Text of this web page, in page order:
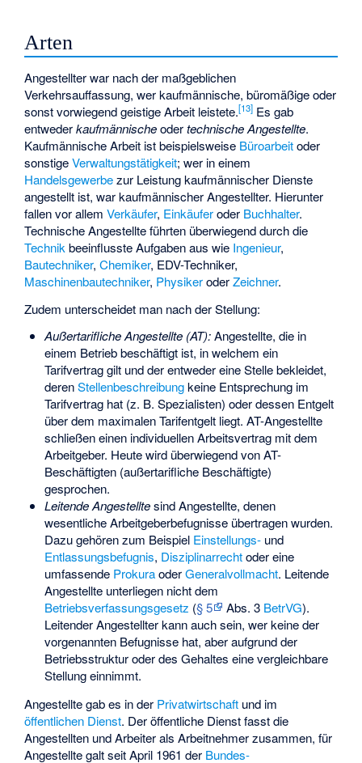
Arten
Angestellter war nach der maßgeblichen
Verkehrsauffassung, wer kaufmännische, büromäßige oder
sonst vorwiegend geistige Arbeit leistete.[13] Es gab
entwederkaufmännischeodertechnische Angestellte.
Kaufmännische Arbeit ist beispielsweise Büroarbeitoder
sonstigeVerwaltungstätigkeit; wer in einem
Handelsgewerbezur Leistung kaufmännischer Dienste
angestellt ist, war kaufmännischer Angestellter. Hierunter
fallen vor allemVerkäufer, Einkäuferoder Buchhalter.
Technische Angestellte führten überwiegend durch die
Technik beeinflusste Aufgaben aus wie Ingenieur,
Bautechniker,Chemiker, EDV-Techniker,
Maschinenbautechniker, PhysikeroderZeichner.
Zudem unterscheidet man nach der Stellung:
Außertarifliche Angestellte (AT):Angestellte, die in
einem Betrieb beschäftigt ist, in welchem ein
Tarifvertrag gilt und der entweder eine Stelle bekleidet,
derenStellenbeschreibungkeine Entsprechung im
Tarifvertrag hat (z. B. Spezialisten) oder dessen Entgelt
über dem maximalen Tarifentgelt liegt. AT-Angestellte
schließen einen individuellen Arbeitsvertrag mit dem
Arbeitgeber. Heute wird überwiegend von AT-
Beschäftigten (außertarifliche Beschäftigte)
gesprochen.
Leitende Angestelltesind Angestellte, denen
wesentliche Arbeitgeberbefugnisse übertragen wurden.
Dazu gehören zum Beispiel Einstellungs-und
Entlassungsbefugnis, Disziplinarrechtoder eine
umfassende ProkuraoderGeneralvollmacht. Leitende
Angestellte unterliegen nicht dem
Betriebsverfassungsgesetz (§ 5 Abs. 3 BetrVG).
Leitender Angestellter kann auch sein, wer keine der
vorgenannten Befugnisse hat, aber aufgrund der
Betriebsstruktur oder des Gehaltes eine vergleichbare
Stellung einnimmt.
Angestellte gab es in der Privatwirtschaft und im
öffentlichen Dienst. Der öffentliche Dienst fasst die
Angestellten und Arbeiter als Arbeitnehmer zusammen, für
Angestellte galt seit April 1961 der Bundes-